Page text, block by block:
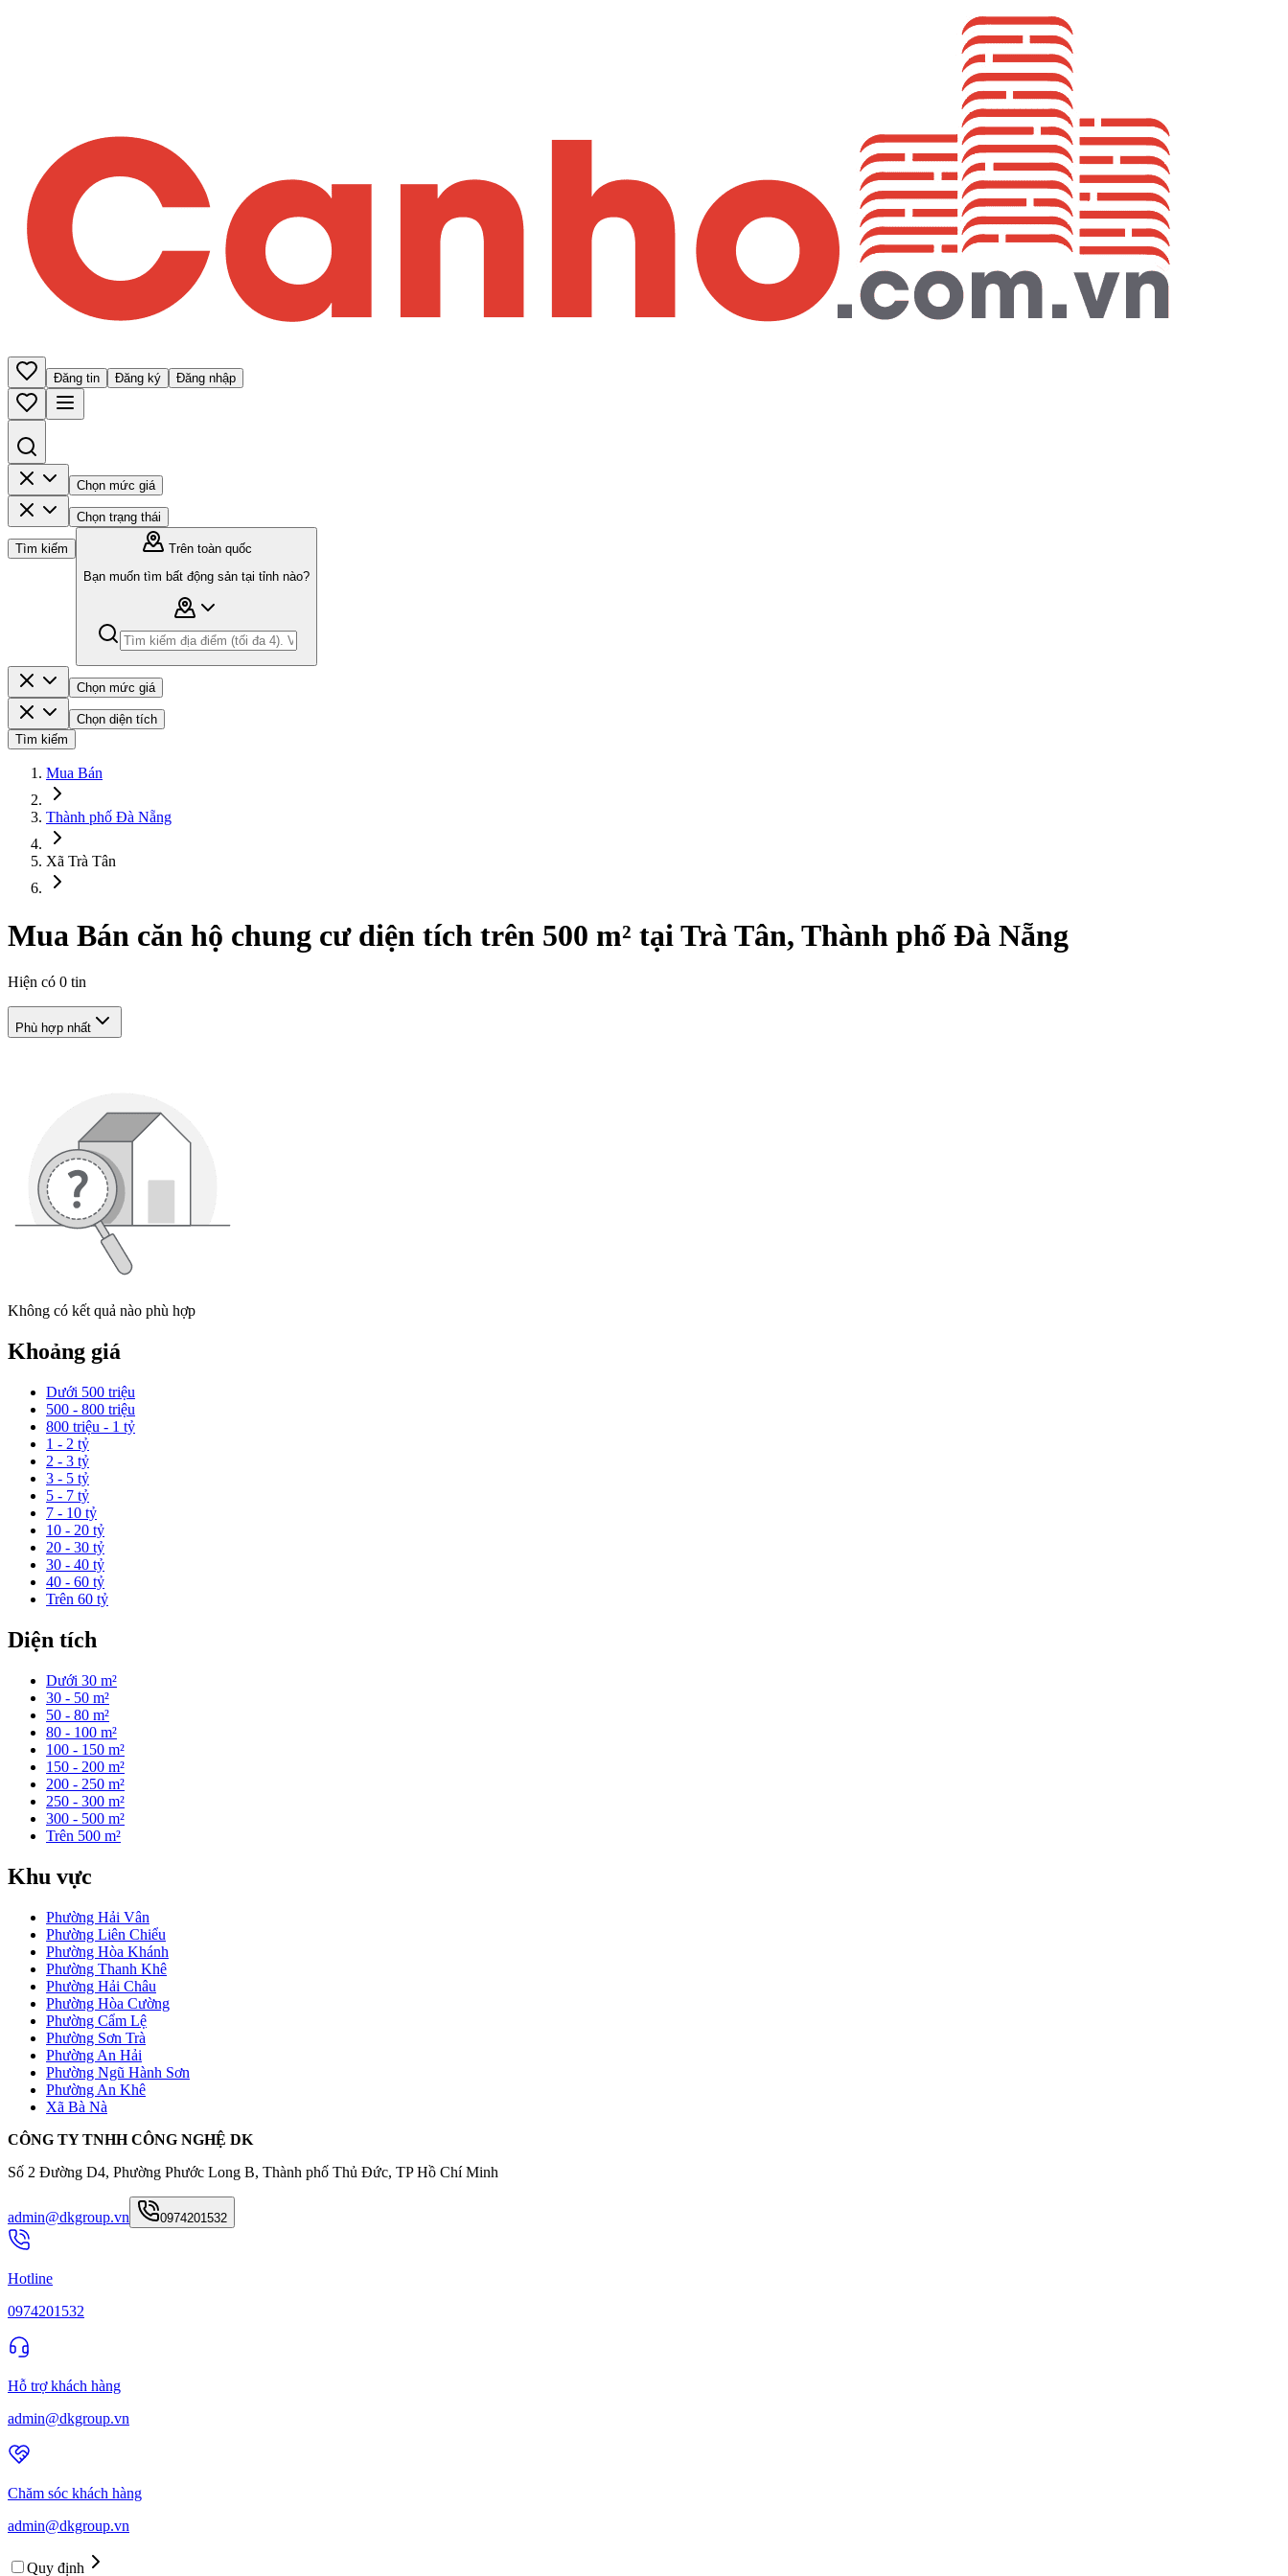
Đăng tin Đăng ký Đăng nhập
Chọn mức giá
Chọn trạng thái
Tìm kiếm
Trên toàn quốc
Bạn muốn tìm bất động sản tại tỉnh nào?
Chọn mức giá
Chọn diện tích
Tìm kiếm
Mua Bán
Thành phố Đà Nẵng
Xã Trà Tân
Mua Bán căn hộ chung cư diện tích trên 500 m² tại Trà Tân, Thành phố Đà Nẵng
Hiện có 0 tin
Phù hợp nhất
Không có kết quả nào phù hợp
Khoảng giá
Dưới 500 triệu
500 - 800 triệu
800 triệu - 1 tỷ
1 - 2 tỷ
2 - 3 tỷ
3 - 5 tỷ
5 - 7 tỷ
7 - 10 tỷ
10 - 20 tỷ
20 - 30 tỷ
30 - 40 tỷ
40 - 60 tỷ
Trên 60 tỷ
Diện tích
Dưới 30 m²
30 - 50 m²
50 - 80 m²
80 - 100 m²
100 - 150 m²
150 - 200 m²
200 - 250 m²
250 - 300 m²
300 - 500 m²
Trên 500 m²
Khu vực
Phường Hải Vân
Phường Liên Chiểu
Phường Hòa Khánh
Phường Thanh Khê
Phường Hải Châu
Phường Hòa Cường
Phường Cẩm Lệ
Phường Sơn Trà
Phường An Hải
Phường Ngũ Hành Sơn
Phường An Khê
Xã Bà Nà
CÔNG TY TNHH CÔNG NGHỆ DK
Số 2 Đường D4, Phường Phước Long B, Thành phố Thủ Đức, TP Hồ Chí Minh
admin@dkgroup.vn 0974201532
Hotline
0974201532
Hỗ trợ khách hàng
admin@dkgroup.vn
Chăm sóc khách hàng
admin@dkgroup.vn
Quy định